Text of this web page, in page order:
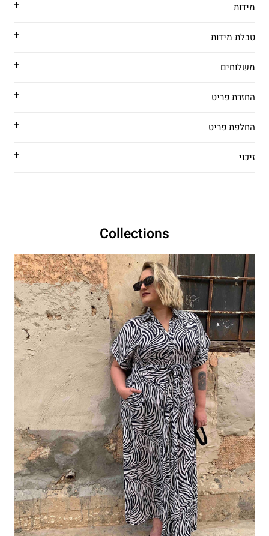
מידות
טבלת מידות
משלוחים
החזרת פריט
החלפת פריט
זיכוי
Collections